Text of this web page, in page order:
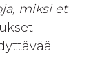
miksi et